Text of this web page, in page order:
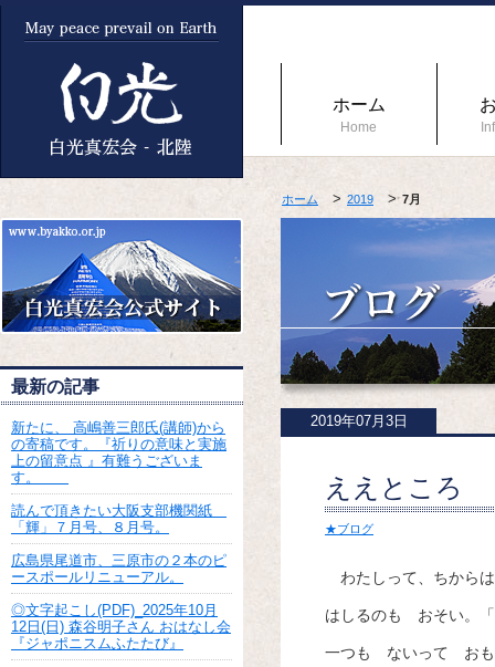
ホーム
Home
ホーム 2019 7月
2019年07月3日
ええところ
★ブログ
わたしって、ちから
はしるのも おそい。
一つも ないって おも
最新の記事
新たに、 高嶋善三郎氏(講師)から
の寄稿です。『祈りの意味と実施
上の留意点 』有難うございま
す。
読んで頂きたい大阪支部機関紙
「輝」７月号、８月号。
広島県尾道市、三原市の２本のピ
ースポールリニューアル。
◎文字起こし(PDF)_2025年10月
12日(日) 森谷明子さん おはなし会
『ジャポニスムふたたび』